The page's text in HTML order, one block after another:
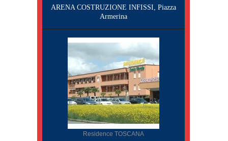
ARENA COSTRUZIONE INFISSI, Piazza
Armerina
Residence TOSCANA